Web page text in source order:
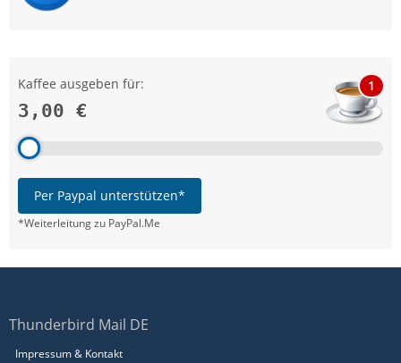
Kaffee ausgeben für:
3,00 €
1
Per Paypal unterstützen*
*Weiterleitung zu PayPal.Me
Thunderbird Mail DE
Impressum & Kontakt